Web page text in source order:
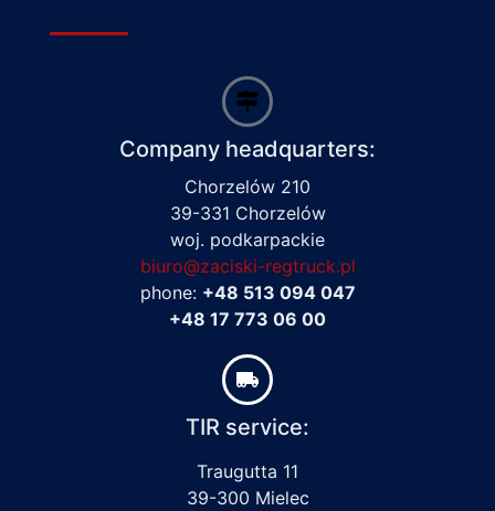
Company headquarters:
Chorzelów 210
39-331 Chorzelów
woj. podkarpackie
biuro@zaciski-regtruck.pl
phone: +48 513 094 047
+48 17 773 06 00
TIR service:
Traugutta 11
39-300 Mielec